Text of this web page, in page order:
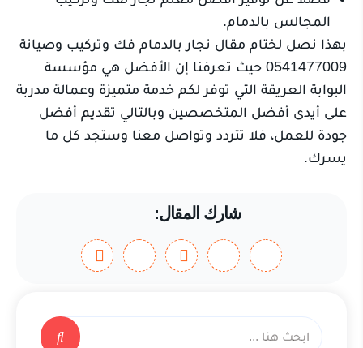
المجالس بالدمام.
بهذا نصل لختام مقال نجار بالدمام فك وتركيب وصيانة
0541477009 حيث تعرفنا إن الأفضل هي مؤسسة
البوابة العريقة التي توفر لكم خدمة متميزة وعمالة مدربة
على أيدى أفضل المتخصصين وبالتالي تقديم أفضل
جودة للعمل، فلا تتردد وتواصل معنا وستجد كل ما
يسرك.
شارك المقال: